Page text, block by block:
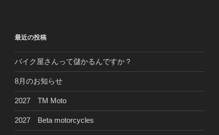
ン
最近の投稿
バイク屋さんって儲かるんですか？
8月のお知らせ
2027 TM Moto
2027 Beta motorcycles